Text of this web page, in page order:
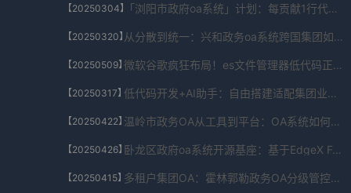
【20250304】 「浏阳市政府oa系统」计划：每贡献1行代码享终身项目收益
【20250320】 从分散到统一：兴和政务oa系统跨国集团如何用OA系统实现全球一体化管理
【20250509】 微软谷歌疯狂布局！es文件管理器低代码正在吃掉整个IT生态
【20250317】 低代码开发+AI助手：自由搭建适配集团业务的桥东政府公文系统工作台
【20250422】 温岭市政务OA从工具到平台：OA系统如何通过开放API构建企业生态入口？
【20250426】 卧龙区政府oa系统开源基座：基于EdgeX Foundry的物联网解决方案工坊
【20250415】 多租户集团OA：霍林郭勒政务OA分级管控架构支持千家企业独立运营